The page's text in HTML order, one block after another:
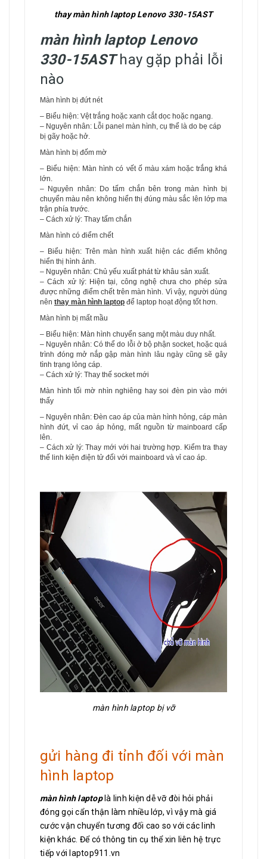
thay màn hình laptop Lenovo 330-15AST
màn hình laptop Lenovo
330-15ASThay gặp phải lỗi
nào
Màn hình bị đứt nét
– Biểu hiện: Vệt trắng hoặc xanh cắt dọc hoặc ngang.
– Nguyên nhân: Lỗi panel màn hình, cụ thể là do bẹ cáp
bị gãy hoặc hở.
Màn hình bị đốm mờ
– Biểu hiện: Màn hình có vết ố màu xám hoặc trắng khá
lớn.
– Nguyên nhân: Do tấm chắn bên trong màn hình bị
chuyển màu nên không hiển thị đúng màu sắc lên lớp ma
trận phía trước.
– Cách xử lý: Thay tấm chắn
Màn hình có điểm chết
– Biểu hiện: Trên màn hình xuất hiện các điểm không
hiển thị hình ảnh.
– Nguyên nhân: Chủ yếu xuất phát từ khâu sản xuất.
– Cách xử lý: Hiện tại, công nghệ chưa cho phép sửa
được những điểm chết trên màn hình. Vì vậy, người dùng
nên thay màn hình laptop để laptop hoạt động tốt hơn.
Màn hình bị mất mầu
– Biểu hiện: Màn hình chuyển sang một màu duy nhất.
– Nguyên nhân: Có thể do lỗi ở bộ phận socket, hoặc quá
trình đóng mở nắp gập màn hình lâu ngày cũng sẽ gây
tình trạng lỏng cáp.
– Cách xử lý: Thay thế socket mới
Màn hình tối mờ nhìn nghiêng hay soi đèn pin vào mới
thấy
– Nguyên nhân: Đèn cao áp của màn hình hỏng, cáp màn
hình đứt, vỉ cao áp hỏng, mất nguồn từ mainboard cấp
lên.
– Cách xử lý: Thay mới với hai trường hợp. Kiểm tra thay
thế linh kiện điện tử đối với mainboard và vỉ cao áp.
màn hình laptop bị vỡ
gửi hàng đi tỉnh đối với màn
hình laptop
màn hình laptoplà linh kiện dễ vỡ đòi hỏi phải
đóng gọi cẩn thận làm nhiều lớp, vì vậy mà giá
cước vận chuyển tương đối cao so với các linh
kiện khác. Để có thông tin cụ thể xin liên hệ trực
tiếp với laptop911.vn